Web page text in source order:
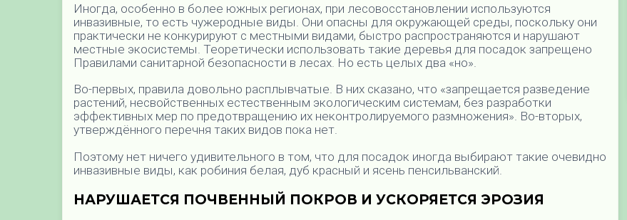
Иногда, особенно в более южных регионах, при лесовосстановлении используются
инвазивные, то есть чужеродные виды. Они опасны для окружающей среды, поскольку они
практически не конкурируют с местными видами, быстро распространяются и нарушают
местные экосистемы. Теоретически использовать такие деревья для посадок запрещено
Правилами санитарной безопасности в лесах. Но есть целых два «но».
Во-первых, правила довольно расплывчатые. В них сказано, что «запрещается разведение
растений, несвойственных естественным экологическим системам, без разработки
эффективных мер по предотвращению их неконтролируемого размножения». Во-вторых,
утверждённого перечня таких видов пока нет.
Поэтому нет ничего удивительного в том, что для посадок иногда выбирают такие очевидно
инвазивные виды, как робиния белая, дуб красный и ясень пенсильванский.
НАРУШАЕТСЯ ПОЧВЕННЫЙ ПОКРОВ И УСКОРЯЕТСЯ ЭРОЗИЯ